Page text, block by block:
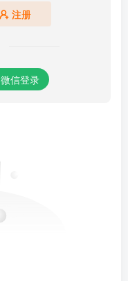
注册
微信登录